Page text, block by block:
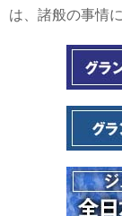
は、諸般の事情